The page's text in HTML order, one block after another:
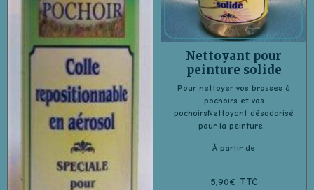
Nettoyant pour
peinture solide
Pour nettoyer vos brosses à
pochoirs et vos
pochoirsNettoyant désodorisé
pour la peinture...
À partir de
5,90€ TTC